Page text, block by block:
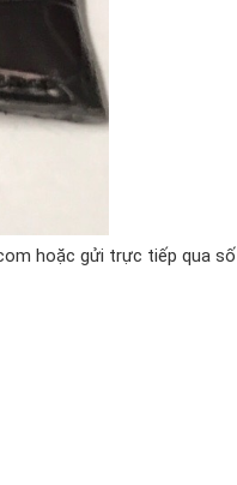
hoặc gửi trực tiếp qua số